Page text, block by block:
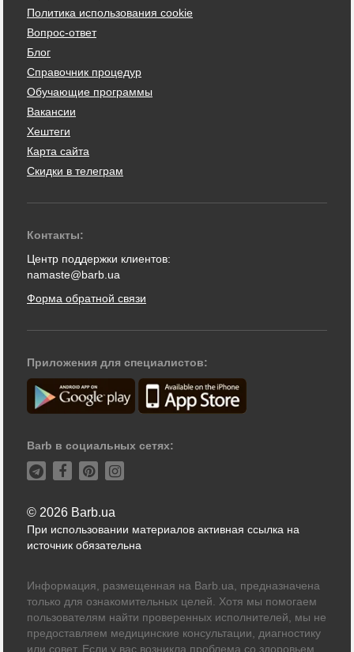
Политика использования cookie
Вопрос-ответ
Блог
Справочник процедур
Обучающие программы
Вакансии
Хештеги
Карта сайта
Скидки в телеграм
Контакты:
Центр поддержки клиентов:
namaste@barb.ua
Форма обратной связи
Приложения для специалистов:
Barb в социальных сетях:
© 2026 Barb.ua
При использовании материалов активная ссылка на
источник обязательна
Информация, размещенная на Barb.ua, предназначена
только для ознакомительных целей. Хотя мы помогаем
пользователям найти проверенных исполнителей, мы не
предоставляем медицинские консультации, диагностику
или совет. Если у вас возникла проблема со здоровьем,